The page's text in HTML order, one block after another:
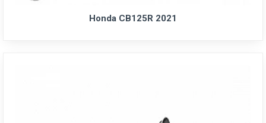
Honda CB125R 2021